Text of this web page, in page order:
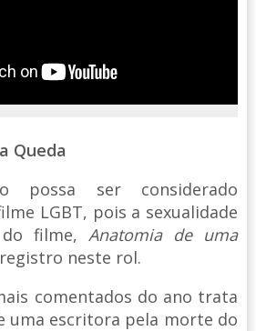
Queda
possa ser considerado
LGBT, pois a sexualidade
filme, Anatomia de uma
neste rol.
comentados do ano trata
uma escritora pela morte do